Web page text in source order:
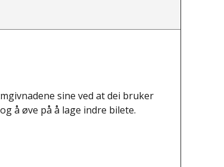
sine ved at dei bruker
å øve på å lage indre bilete.